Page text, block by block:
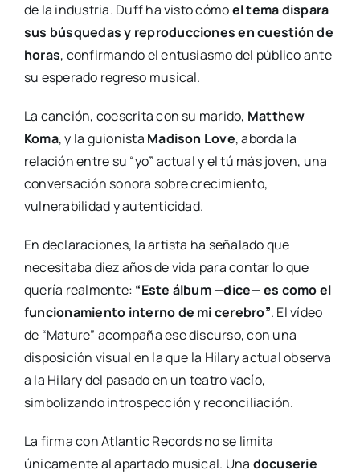
de la industria. Duff ha visto cómoel tema dispara
sus búsquedas y reproducciones en cuestión de
horas, confirmando el entusiasmo del público ante
su esperado regreso musical.
La canción, coescrita con su marido, Matthew
Koma, y la guionista Madison Love, aborda la
relación entre su “yo” actual y el tú más joven, una
conversación sonora sobre crecimiento,
vulnerabilidad y autenticidad.
En declaraciones, la artista ha señalado que
necesitaba diez años de vida para contar lo que
quería realmente: “Este álbum —dice— es como el
funcionamiento interno de mi cerebro”. El vídeo
de “Mature” acompaña ese discurso, con una
disposición visual en la que la Hilary actual observa
a la Hilary del pasado en un teatro vacío,
simbolizando introspección y reconciliación.
La firma con Atlantic Records no se limita
únicamente al apartado musical. Una docuserie